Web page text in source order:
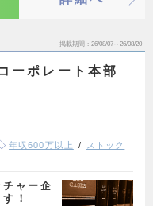
掲載期間 26/08/07～26/08/20
ーポレート本部
年収600万以上
ストック
ャー企
！